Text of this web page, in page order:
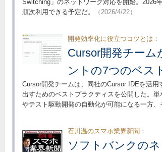
Switching」のネットワーク対応を開始。2026
順次利用できる予定だ。
（2026/4/22）
開発効率化に役立つコツとは：
Cursor開発チー
ントの7つのベス
Cursor開発チームは、同社のCursor IDEを活
出すためのベストプラクティスを公開した。
やテスト駆動開発の自動化が可能になる一方
石川温のスマホ業界新聞：
ソフトバンクの